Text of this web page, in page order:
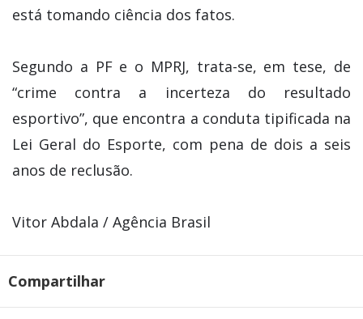
está tomando ciência dos fatos.
Segundo a PF e o MPRJ, trata-se, em tese, de
“crime contra a incerteza do resultado
esportivo”, que encontra a conduta tipificada na
Lei Geral do Esporte, com pena de dois a seis
anos de reclusão.
Vitor Abdala / Agência Brasil
Compartilhar